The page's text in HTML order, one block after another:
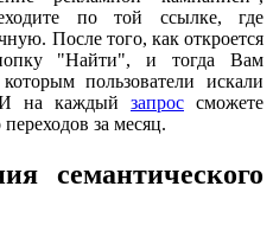
по той ссылке, где
После того, как откроется
"Найти", и тогда Вам
пользователи искали
И на каждый запрос сможете
за месяц.
семантического